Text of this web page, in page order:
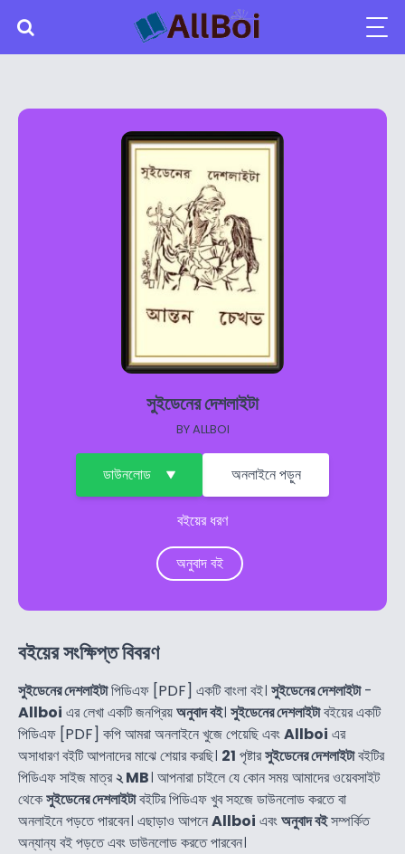
সুইডেনের দেশলাইটা
BYALLBOI
ডাউনলোড অনলাইনে পড়ুন
বইয়ের ধরণ
অনুবাদ বই
বইয়ের সংক্ষিপ্ত বিবরণ
সুইডেনের দেশলাইটাপিডিএফ [PDF] একটি বাংলা বই। সুইডেনের দেশলাইটা-
Allboi এর লেখা একটি জনপ্রিয়অনুবাদ বই। সুইডেনের দেশলাইটাবইয়ের একটি
পিডিএফ [PDF] কপি আমরা অনলাইনে খুজে পেয়েছি এবংAllboi এর
অসাধারণ বইটি আপনাদের মাঝে শেয়ার করছি। 21 পৃষ্টারসুইডেনের দেশলাইটাবইটির
পিডিএফ সাইজ মাত্র২ MB। আপনারা চাইলে যে কোন সময় আমাদের ওয়েবসাইট
থেকেসুইডেনের দেশলাইটাবইটির পিডিএফ খুব সহজে ডাউনলোড করতে বা
অনলাইনে পড়তে পারবেন। এছাড়াও আপনেAllboi এবংঅনুবাদ বইসম্পর্কিত
অন্যান্য বই পড়তে এবং ডাউনলোড করতে পারবেন।